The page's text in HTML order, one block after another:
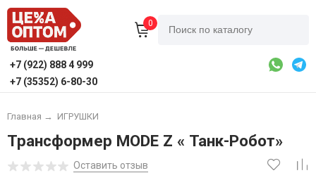
0
+7 (922) 888 4 999
+7 (35352) 6-80-30
Главная → ИГРУШКИ
Трансформер MODE Z « Танк-Робот»
Оставить отзыв